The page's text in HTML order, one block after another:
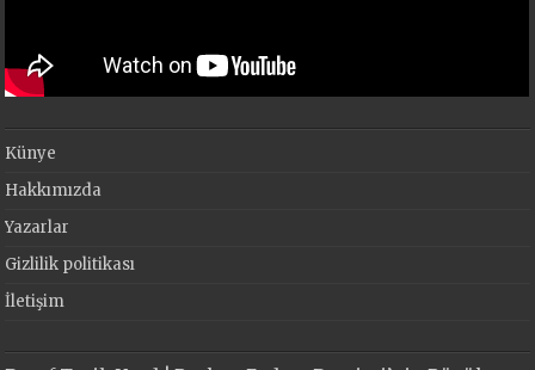
Künye
Hakkımızda
Yazarlar
Gizlilik politikası
İletişim